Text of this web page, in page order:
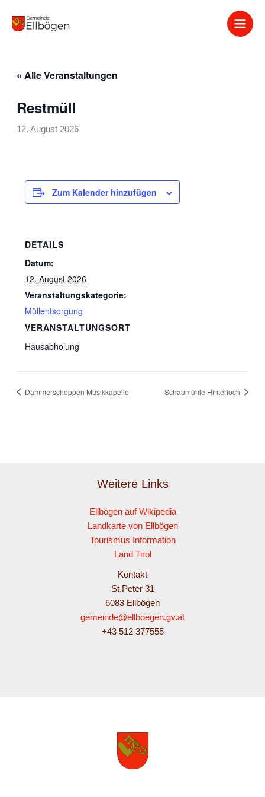
Inhalt
« Alle Veranstaltungen
Restmüll
12. August 2026
Zum Kalender hinzufügen
DETAILS
Datum:
12. August 2026
Veranstaltungskategorie:
Müllentsorgung
VERANSTALTUNGSORT
Hausabholung
Dämmerschoppen Musikkapelle Schaumühle Hinterloch
Weitere Links
Ellbögen auf Wikipedia
Landkarte von Ellbögen
Tourismus Information
Land Tirol
Kontakt
St.Peter 31
6083 Ellbögen
gemeinde@ellboegen.gv.at
+43 512 377555